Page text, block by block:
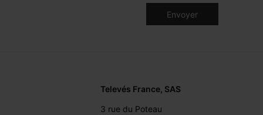
Televés France, SAS
3 rue du Poteau